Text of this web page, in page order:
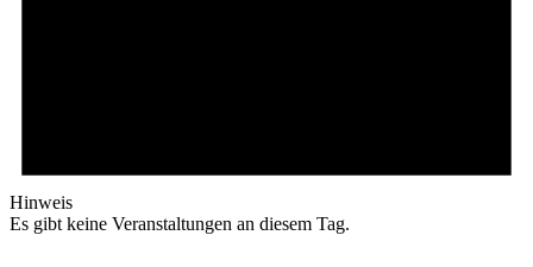
Hinweis
Es gibt keine Veranstaltungen an diesem Tag.